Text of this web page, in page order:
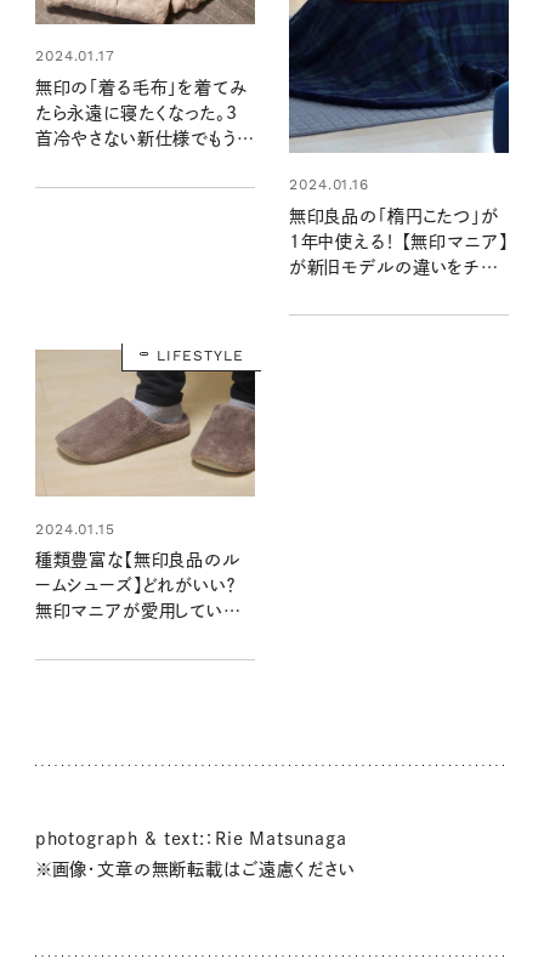
2024.01.17
無印の「着る毛布」を着てみ
たら永遠に寝たくなった。3
首冷やさない新仕様でもう手
2024.01.16
無印良品の「楕円こたつ」が
1年中使える！ 【無印マニア】
が新旧モデルの違いをチェ
LIFESTYLE
2024.01.15
種類豊富な【無印良品のル
ームシューズ】どれがいい？
無印マニアが愛用している
photograph & text:：Rie Matsunaga
※画像・文章の無断転載はご遠慮ください